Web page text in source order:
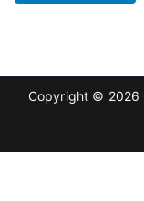
Copyright © 2026